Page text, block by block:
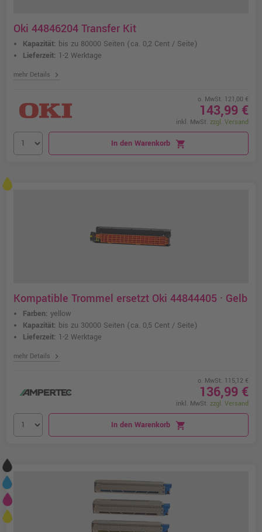
Oki 44846204 Transfer Kit
Kapazität: bis zu 80000 Seiten (ca. 0,2 Cent / Seite)
Lieferzeit: 1-2 Werktage
mehr Details chevron_right
o. MwSt. 121,00 €
143,99 €
inkl. MwSt. zzgl. Versand
In den Warenkorb shopping_cart
Kompatible Trommel ersetzt Oki 44844405 · Gelb
Farben: yellow
Kapazität: bis zu 30000 Seiten (ca. 0,5 Cent / Seite)
Lieferzeit: 1-2 Werktage
mehr Details chevron_right
o. MwSt. 115,12 €
136,99 €
inkl. MwSt. zzgl. Versand
In den Warenkorb shopping_cart